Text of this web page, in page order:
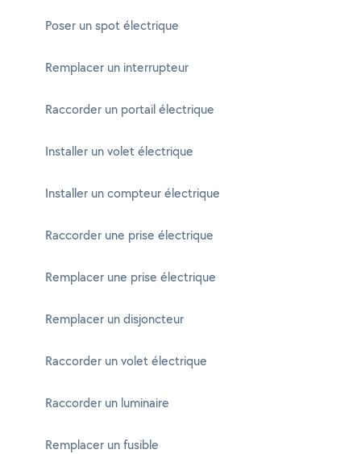
Poser un spot électrique
Remplacer un interrupteur
Raccorder un portail électrique
Installer un volet électrique
Installer un compteur électrique
Raccorder une prise électrique
Remplacer une prise électrique
Remplacer un disjoncteur
Raccorder un volet électrique
Raccorder un luminaire
Remplacer un fusible